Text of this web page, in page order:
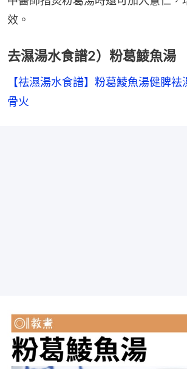
效。
去濕湯水食譜2）粉葛鯪魚湯
【祛濕湯水食譜】粉葛鯪魚湯健脾
骨火